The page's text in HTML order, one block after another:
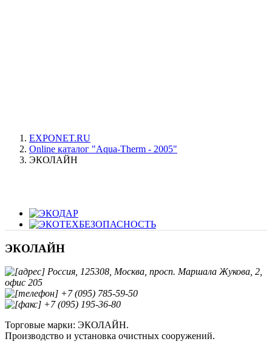
EXPONET.RU
Online каталог "Aqua-Therm - 2005"
ЭКОЛАЙН
ЭКОЛАЙН
Россия, 125308, Москва, просп. Маршала Жукова, 2,
офис 205
+7 (095) 785-59-50
+7 (095) 195-36-80
Торговые марки: ЭКОЛАЙН.
Производство и установка очистных сооружений.